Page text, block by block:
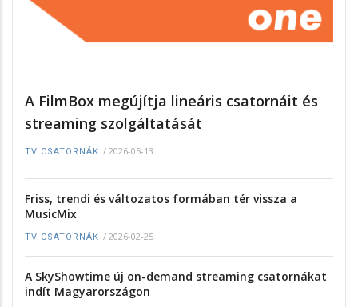
A FilmBox megújítja lineáris csatornáit és
streaming szolgáltatását
TV CSATORNÁK / 2026-05-13
Friss, trendi és változatos formában tér vissza a
MusicMix
TV CSATORNÁK / 2026-02-25
A SkyShowtime új on-demand streaming csatornákat
indít Magyarországon